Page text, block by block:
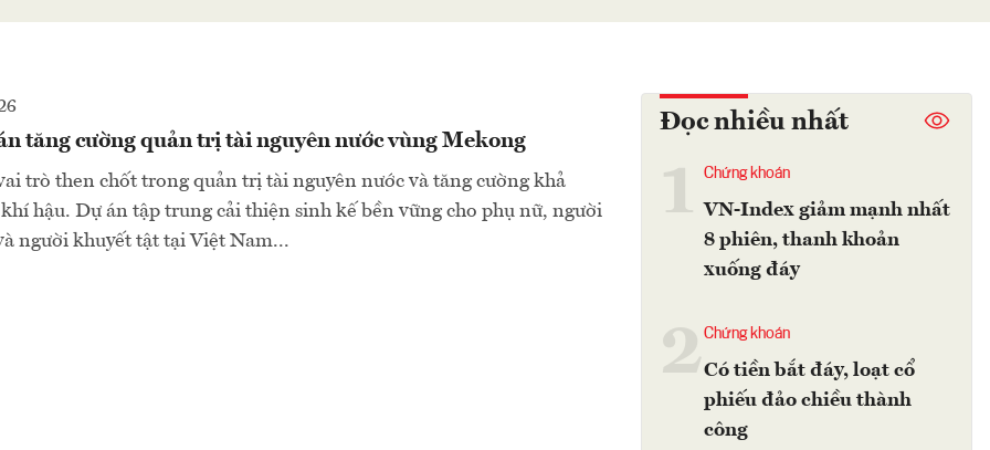
tăng cường quản trị tài nguyên nước vùng Mekong
trò then chốt trong quản trị tài nguyên nước và tăng cường khả
hậu. Dự án tập trung cải thiện sinh kế bền vững cho phụ nữ, người
người khuyết tật tại Việt Nam...
Đọc nhiều nhất
Chứng khoán
VN-Index giảm mạnh nhất
8 phiên, thanh khoản
xuống đáy
2Chứng khoán
Có tiền bắt đáy, loạt cổ
phiếu đảo chiều thành
công